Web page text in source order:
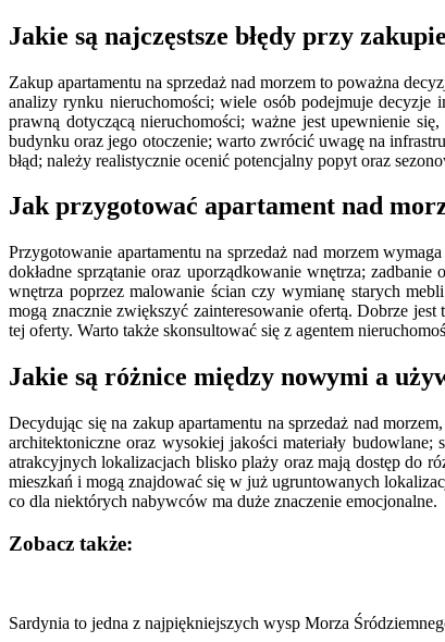
Jakie są najczęstsze błędy przy
Zakup apartamentu na sprzedaż nad morzem to poważna
analizy rynku nieruchomości; wiele osób podejmuje decyzje
prawną dotyczącą nieruchomości; ważne jest upewnienie
budynku oraz jego otoczenie; warto zwrócić uwagę na
błąd; należy realistycznie ocenić potencjalny popyt oraz
Jak przygotować apartament nad
Przygotowanie apartamentu na sprzedaż nad morzem
dokładne sprzątanie oraz uporządkowanie wnętrza;
wnętrza poprzez malowanie ścian czy wymianę starych
mogą znacznie zwiększyć zainteresowanie ofertą. Dobrze
tej oferty. Warto także skonsultować się z agentem
Jakie są różnice między nowymi a
Decydując się na zakup apartamentu na sprzedaż nad
architektoniczne oraz wysokiej jakości materiały
atrakcyjnych lokalizacjach blisko plaży oraz mają dostęp do
mieszkań i mogą znajdować się w już ugruntowanych
co dla niektórych nabywców ma duże znaczenie emocjonalne.
Zobacz także:
Sardynia to jedna z najpiękniejszych wysp Morza
wpisu